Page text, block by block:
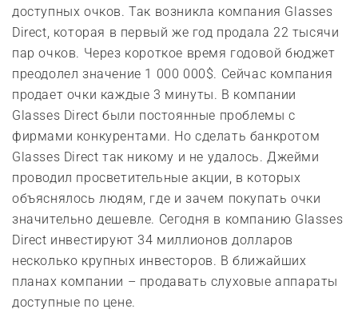
доступных очков. Так возникла компания Glasses
Direct, которая в первый же год продала 22 тысячи
пар очков. Через короткое время годовой бюджет
преодолел значение 1 000 000$. Сейчас компания
продает очки каждые 3 минуты. В компании
Glasses Direct были постоянные проблемы с
фирмами конкурентами. Но сделать банкротом
Glasses Direct так никому и не удалось. Джейми
проводил просветительные акции, в которых
объяснялось людям, где и зачем покупать очки
значительно дешевле. Сегодня в компанию Glasses
Direct инвестируют 34 миллионов долларов
несколько крупных инвесторов. В ближайших
планах компании – продавать слуховые аппараты
доступные по цене.